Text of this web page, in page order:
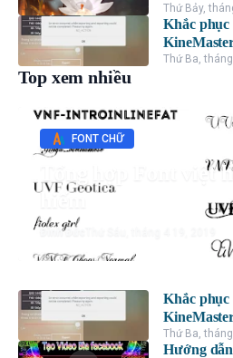
Thứ Bảy,
Khắc phục
Thứ Ba,
Top xem nhiều
FONT CHỮ
Tổng hợp Font việt
hiếm
Đình Đức
Khắc phục
Thứ Ba,
Hướng